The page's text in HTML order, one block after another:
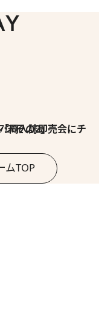
売会にチャレンジ その2」
ムTOP